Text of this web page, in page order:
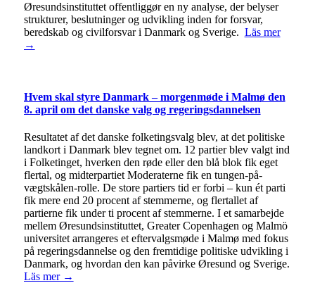
Øresundsinstituttet offentliggør en ny analyse, der belyser
strukturer, beslutninger og udvikling inden for forsvar,
beredskab og civilforsvar i Danmark og Sverige. Läs mer
→
Hvem skal styre Danmark – morgenmøde i Malmø den
8. april om det danske valg og regeringsdannelsen
Resultatet af det danske folketingsvalg blev, at det politiske
landkort i Danmark blev tegnet om. 12 partier blev valgt ind
i Folketinget, hverken den røde eller den blå blok fik eget
flertal, og midterpartiet Moderaterne fik en tungen-på-
vægtskålen-rolle. De store partiers tid er forbi – kun ét parti
fik mere end 20 procent af stemmerne, og flertallet af
partierne fik under ti procent af stemmerne. I et samarbejde
mellem Øresundsinstituttet, Greater Copenhagen og Malmö
universitet arrangeres et eftervalgsmøde i Malmø med fokus
på regeringsdannelse og den fremtidige politiske udvikling i
Danmark, og hvordan den kan påvirke Øresund og Sverige.
Läs mer →